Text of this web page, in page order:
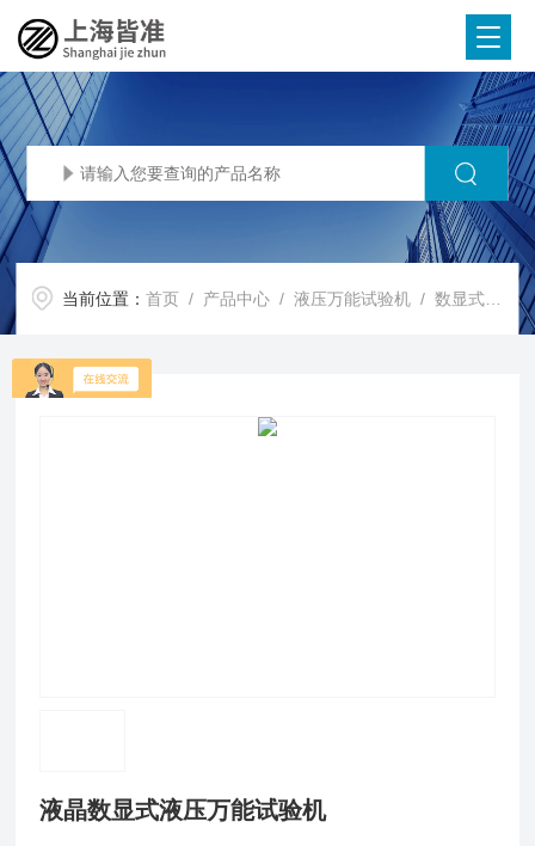
当前位置：首页 / 产品中心 /液压万能试验机 /数显式液压万能试验机
液晶数显式液压万能试验机